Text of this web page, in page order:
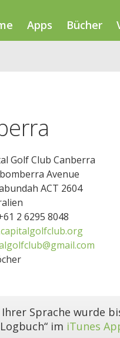
Apps Bücher
Golf Club Canberra
Avenue
ACT 2604
2 6295 8048
Ihrer Sprache wurde
im iTunes